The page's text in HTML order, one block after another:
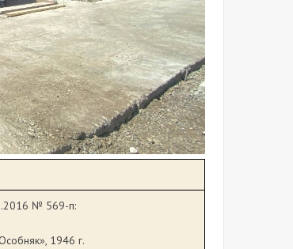
№ 569-п:
1946 г.